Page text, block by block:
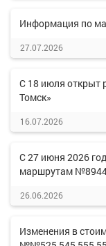
Информация по
27.07.2026
С 18 июля открыт
Томск»
16.07.2026
С 27 июня 2026
маршрутам
26.06.2026
Изменения в